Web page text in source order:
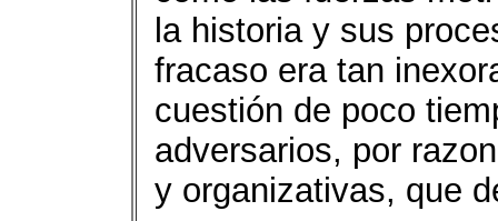
la historia y sus
fracaso era tan
cuestión de poco
adversarios, por
y organizativas, que